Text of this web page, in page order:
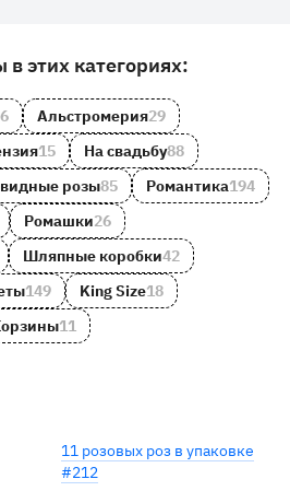
на сайте
этих категориях:
Альстромерия29
15 На свадьбу88
розы85 Романтика194
Ромашки26
Шляпные коробки42
149 King Size18
11
11 розовых роз в упаковке
#212